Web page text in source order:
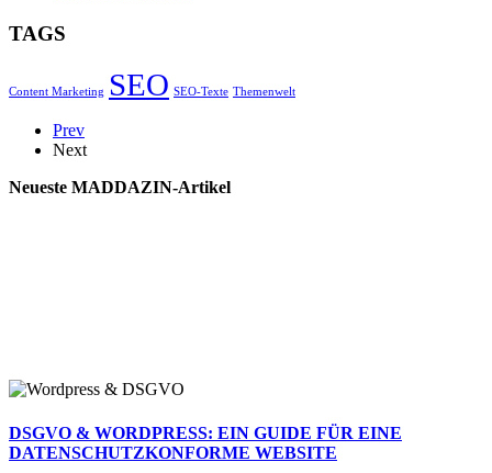
TAGS
Content Marketing SEO SEO-Texte Themenwelt
Prev
Next
Neueste MADDAZIN-Artikel
DSGVO & WORDPRESS: EIN GUIDE FÜR EINE
DATENSCHUTZKONFORME WEBSITE